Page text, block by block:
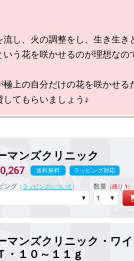
流し、火の調整をし、生き生き
いう花を咲かせるのが理想な
極上の自分だけの花を咲かせる
マンズクリニック
送料無料 ラッピング対応
ング （ ラッピングについて ） 数量（残り 1）
マンズクリニック・ワ
・１０～１１ｇ